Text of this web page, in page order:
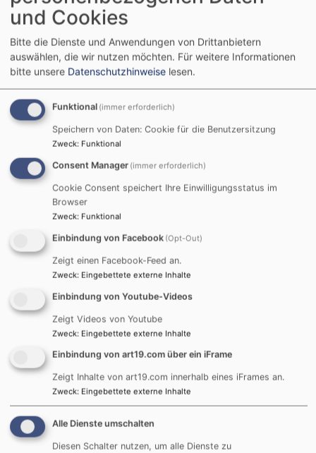
Tickets gibt es auch bei uns und in der Kita ohne
Online-Buchungsgebühr
Weiterlesenüber
Daniel
Kallauch
mit
seiner
Familien-
Mitmach-
hier
bei
am
23.04.
Wolfgang Buck mit
seinem neuen Programm
"immer weider..." bei uns
am 24.04.26
Wolfgang Buck, der bekannte fränkische
Liedermacher kommt zu unserem Jubiläum.
Kommen Sie doch auch!
Für Senioren und Auszubildende gibt es
Ermäßigung.
Weiterlesenüber
Buck
mit
seinem
Programm
"immer
Der Herr ist auferstanden!
Er ist wahrhaftig
auferstanden!
und Cookies
Bitte die Dienste und Anwendungen von Drittanbietern
auswählen, die wir nutzen möchten. Für weitere Informationen
bitte unsere Datenschutzhinweise lesen.
Funktional (immer erforderlich)
Speichern von Daten: Cookie für die Benutzersitzung
Zweck: Funktional
Consent Manager (immer erforderlich)
Cookie Consent speichert Ihre Einwilligungsstatus im
Browser
Zweck: Funktional
Einbindung von Facebook (Opt-Out)
Zeigt einen Facebook-Feed an.
Zweck: Eingebettete externe Inhalte
Einbindung von Youtube-Videos
Zeigt Videos von Youtube
Zweck: Eingebettete externe Inhalte
Einbindung von art19.com über ein iFrame
Zeigt Inhalte von art19.com innerhalb eines iFrames an.
Zweck: Eingebettete externe Inhalte
Alle Dienste umschalten
Diesen Schalter nutzen, um alle Dienste zu